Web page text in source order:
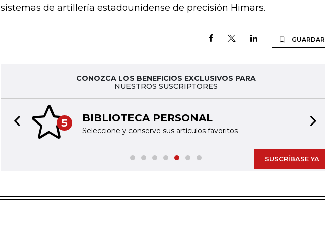
sistemas de artillería estadounidense de precisión Himars.
GUARDAR
CONOZCA LOS BENEFICIOS EXCLUSIVOS PARA
NUESTROS SUSCRIPTORES
5 BIBLIOTECA PERSONAL
Seleccione y conserve sus artículos favoritos
Previous slide
SUSCRÍBASE YA